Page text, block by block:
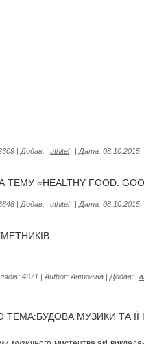
| Додав: uthitel | Дата: 08.10.2015 |
«HEALTHY FOOD.
| Додав: uthitel | Дата: 08.10.2015 |
4671 | Author: Антоніна | Додав:
МУЗИКИ ТА ЇЇ